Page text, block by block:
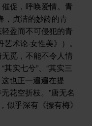
促，呼唤爱情。青
，贞洁的妙龄的青
盈而不可侵犯的青
术论·女性美》）。
觅，不能不令人情
实七兮”、“其实三
也正一遍遍在提
花空折枝。”唐无名
似乎深有《摽有梅》